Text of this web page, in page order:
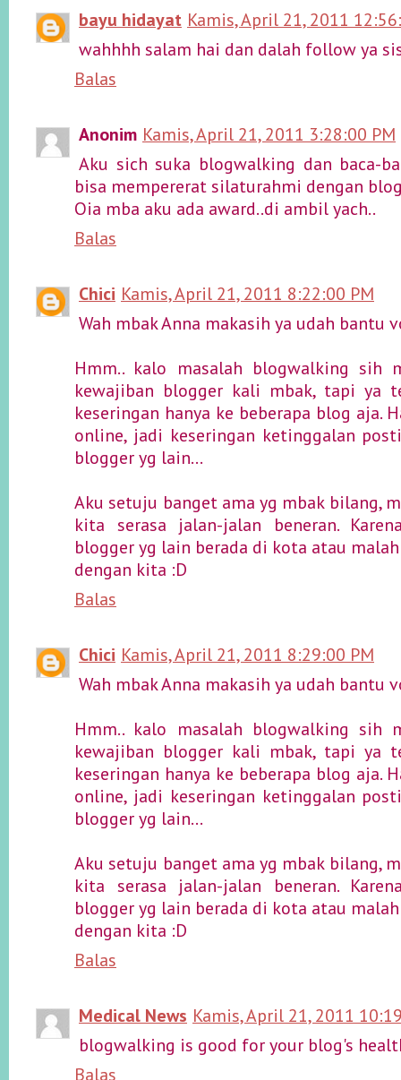
bayu hidayat Kamis, April 21, 2011
wahhhh salam hai dan dalah follow ya
Balas
Anonim Kamis, April 21, 2011 3:28:00 PM
Aku sich suka blogwalking dan baca-
bisa mempererat silaturahmi dengan
Oia mba aku ada award..di ambil yach..
Balas
Chici Kamis, April 21, 2011 8:22:00 PM
Wah mbak Anna makasih ya udah bantu
Hmm.. kalo masalah blogwalking sih
kewajiban blogger kali mbak, tapi ya
keseringan hanya ke beberapa blog aja.
online, jadi keseringan ketinggalan
blogger yg lain...
Aku setuju banget ama yg mbak bilang,
kita serasa jalan-jalan beneran.
blogger yg lain berada di kota atau
dengan kita :D
Balas
Chici Kamis, April 21, 2011 8:29:00 PM
Wah mbak Anna makasih ya udah bantu
Hmm.. kalo masalah blogwalking sih
kewajiban blogger kali mbak, tapi ya
keseringan hanya ke beberapa blog aja.
online, jadi keseringan ketinggalan
blogger yg lain...
Aku setuju banget ama yg mbak bilang,
kita serasa jalan-jalan beneran.
blogger yg lain berada di kota atau
dengan kita :D
Balas
Medical News Kamis, April 21, 2011
blogwalking is good for your blog's
Balas